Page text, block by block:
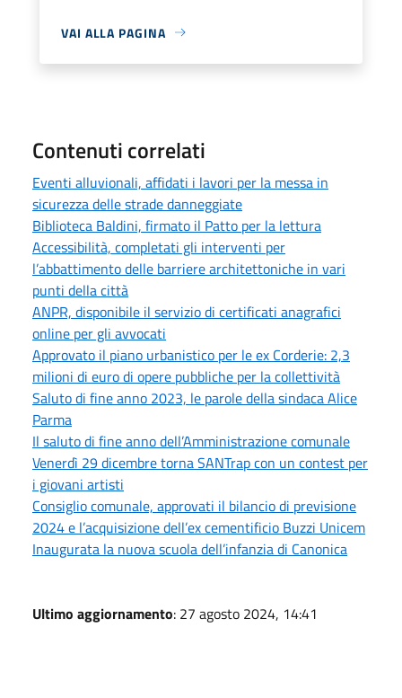
VAI ALLA PAGINA
Contenuti correlati
Eventi alluvionali, affidati i lavori per la messa in
sicurezza delle strade danneggiate
Biblioteca Baldini, firmato il Patto per la lettura
Accessibilità, completati gli interventi per
l’abbattimento delle barriere architettoniche in vari
punti della città
ANPR, disponibile il servizio di certificati anagrafici
online per gli avvocati
Approvato il piano urbanistico per le ex Corderie: 2,3
milioni di euro di opere pubbliche per la collettività
Saluto di fine anno 2023, le parole della sindaca Alice
Parma
Il saluto di fine anno dell’Amministrazione comunale
Venerdì 29 dicembre torna SANTrap con un contest per
i giovani artisti
Consiglio comunale, approvati il bilancio di previsione
2024 e l’acquisizione dell’ex cementificio Buzzi Unicem
Inaugurata la nuova scuola dell’infanzia di Canonica
Ultimo aggiornamento: 27 agosto 2024, 14:41